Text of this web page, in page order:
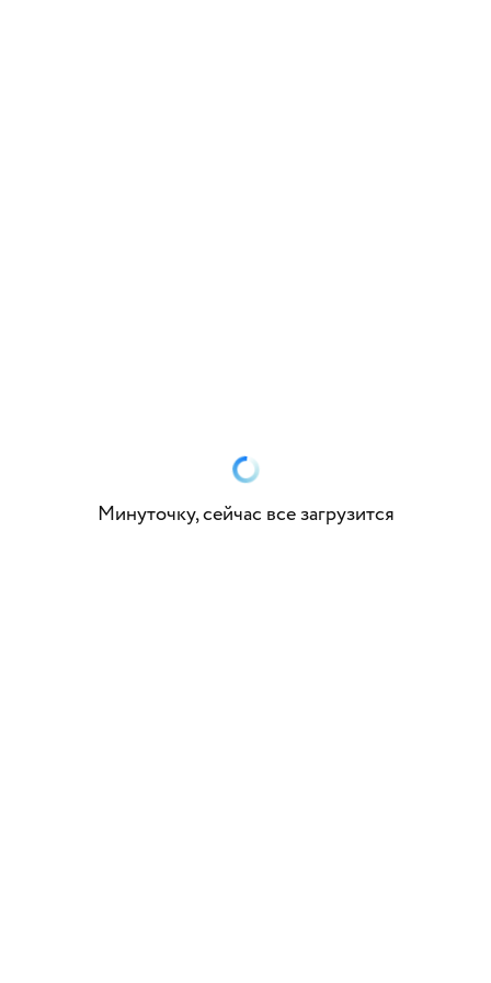
Минуточку, сейчас все загрузится